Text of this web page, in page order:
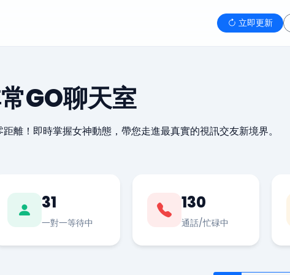
立即更新
GO聊天室
離！即時掌握女神動態，帶您走進最真實的視訊交友新境界。
31
一對一等待中
130
通話/忙碌中